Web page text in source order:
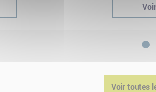
Voir toutes